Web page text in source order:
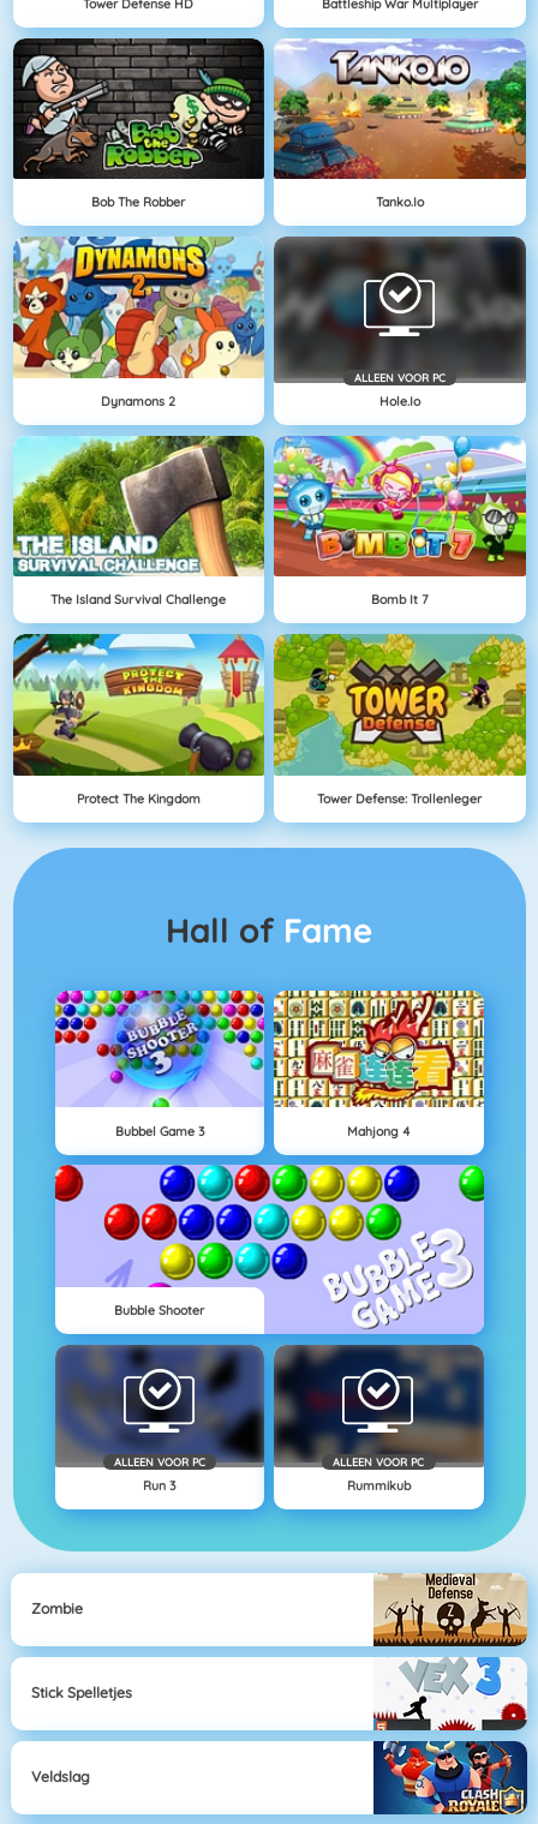
Bob The Robber Tanko.io
Dynamons 2
ALLEEN VOOR PC
Hole.io
The Island Survival Challenge Bomb It 7
Protect The Kingdom Tower Defense: Trollenleger
Hall of Fame
Bubbel Game 3 Mahjong 4
Bubble Shooter
ALLEEN VOOR PC
Run 3
ALLEEN VOOR PC
Rummikub
Zombie
Stick Spelletjes
Veldslag